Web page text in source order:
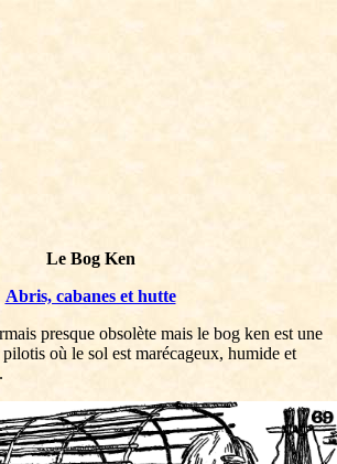
Le Bog Ken
Abris, cabanes et hutte
presque obsolète mais le bog ken est une
où le sol est marécageux, humide et